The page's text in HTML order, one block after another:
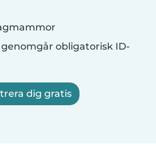
obligatorisk ID-
dig gratis